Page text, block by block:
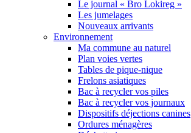
Le journal « Bro Lokireg »
Les jumelages
Nouveaux arrivants
Environnement
Ma commune au naturel
Plan voies vertes
Tables de pique-nique
Frelons asiatiques
Bac à recycler vos piles
Bac à recycler vos journaux
Dispositifs déjections canines
Ordures ménagères